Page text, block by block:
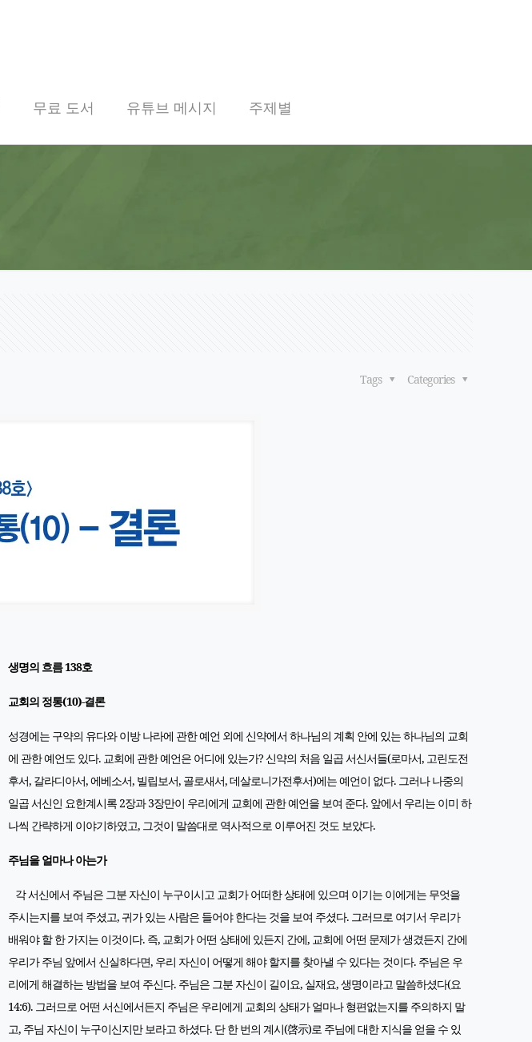
무료 도서 유튜브 메시지 주제별
Categories
Tags
생명의 흐름 138호
교회의 정통(10)-결론
성경에는 구약의 유다와 이방 나라에 관한 예언 외에 신약에서 하나님의 계획 안에 있는 하나님의 교회
에 관한 예언도 있다. 교회에 관한 예언은 어디에 있는가? 신약의 처음 일곱 서신서들(로마서, 고린도전
후서, 갈라디아서, 에베소서, 빌립보서, 골로새서, 데살로니가전후서)에는 예언이 없다. 그러나 나중의
일곱 서신인 요한계시록 2장과 3장만이 우리에게 교회에 관한 예언을 보여 준다. 앞에서 우리는 이미 하
나씩 간략하게 이야기하였고, 그것이 말씀대로 역사적으로 이루어진 것도 보았다.
주님을 얼마나 아는가
각 서신에서 주님은 그분 자신이 누구이시고 교회가 어떠한 상태에 있으며 이기는 이에게는 무엇을
주시는지를 보여 주셨고, 귀가 있는 사람은 들어야 한다는 것을 보여 주셨다. 그러므로 여기서 우리가
배워야 할 한 가지는 이것이다. 즉, 교회가 어떤 상태에 있든지 간에, 교회에 어떤 문제가 생겼든지 간에
우리가 주님 앞에서 신실하다면, 우리 자신이 어떻게 해야 할지를 찾아낼 수 있다는 것이다. 주님은 우
리에게 해결하는 방법을 보여 주신다. 주님은 그분 자신이 길이요, 실재요, 생명이라고 말씀하셨다(요
14:6). 그러므로 어떤 서신에서든지 주님은 우리에게 교회의 상태가 얼마나 형편없는지를 주의하지 말
고, 주님 자신이 누구이신지만 보라고 하셨다. 단 한 번의 계시(啓示)로 주님에 대한 지식을 얻을 수 있